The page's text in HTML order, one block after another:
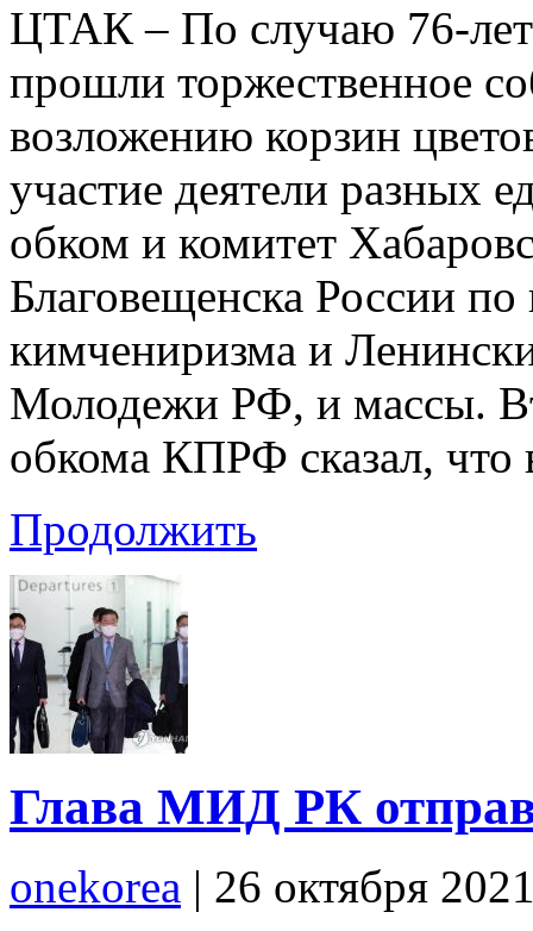
ЦТАК – По случаю 76-
прошли торжественное
возложению корзин
участие деятели разных
обком и комитет
Благовещенска России
кимчениризма и
Молодежи РФ, и массы.
обкома КПРФ сказал,
Продолжить
Глава МИД РК
onekorea | 26 октября